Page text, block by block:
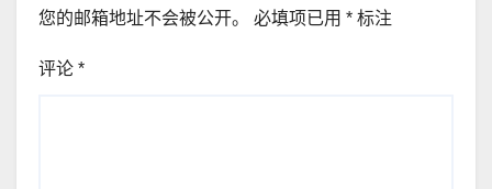
您的邮箱地址不会被公开。 必填项已用 * 标注
评论 *